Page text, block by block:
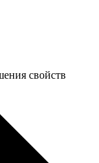
свойств